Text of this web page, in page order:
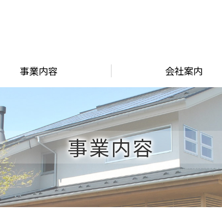
事業内容 会社案内
事業内容